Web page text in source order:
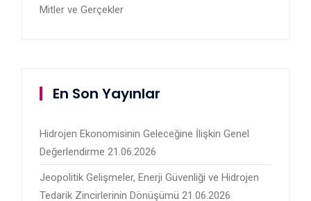
Mitler ve Gerçekler
En Son Yayınlar
Hidrojen Ekonomisinin Geleceğine İlişkin Genel
Değerlendirme 21.06.2026
Jeopolitik Gelişmeler, Enerji Güvenliği ve Hidrojen
Tedarik Zincirlerinin Dönüşümü 21.06.2026